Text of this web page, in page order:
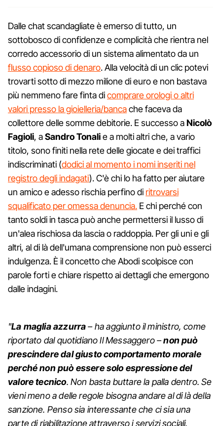
Dalle chat scandagliate è emerso di tutto, un
sottobosco di confidenze e complicità che rientra nel
corredo accessorio di un sistema alimentato da un
flusso copioso di denaro. Alla velocità di un clic potevi
trovarti sotto di mezzo milione di euro e non bastava
più nemmeno fare finta dicomprare orologi o altri
valori presso la gioielleria/bancache faceva da
collettore delle somme debitorie. E successo aNicolò
Fagioli, aSandro Tonalie a molti altri che, a vario
titolo, sono finiti nella rete delle giocate e dei traffici
indiscriminati (dodici al momento i nomi inseriti nel
registro degli indagati). C'è chi lo ha fatto per aiutare
un amico e adesso rischia perfino di ritrovarsi
squalificato per omessa denuncia. E chi perché con
tanto soldi in tasca può anche permettersi il lusso di
un'alea rischiosa da lascia o raddoppia. Per gli uni e gli
altri, al di là dell'umana comprensione non può esserci
indulgenza. È il concetto che Abodi scolpisce con
parole forti e chiare rispetto ai dettagli che emergono
dalle indagini.
"La maglia azzurra– ha aggiunto il ministro, come
riportato dal quotidiano Il Messaggero –non può
prescindere dal giusto comportamento morale
perché non può essere solo espressione del
valore tecnico. Non basta buttare la palla dentro. Se
vieni meno a delle regole bisogna andare al di là della
sanzione. Penso sia interessante che ci sia una
parte di riabilitazione attraverso i servizi sociali.